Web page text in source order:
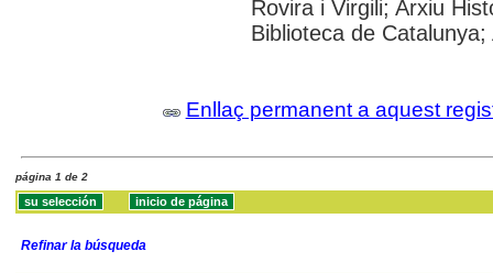
Rovira i Virgili; Arxiu
Biblioteca de
Enllaç permanent a aquest
página 1 de 2
Refinar la búsqueda